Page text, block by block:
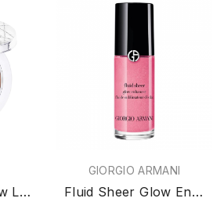
Dior Forever Glow Luminizer Highlighter (N°02...
GIORGIO ARMANI
Fluid Sheer Glow Enhancer (N°8) 18ml